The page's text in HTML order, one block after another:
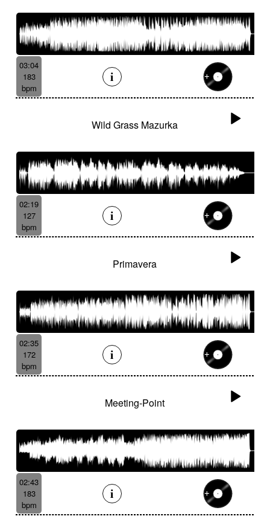
03:04
183
bpm
Wild Grass Mazurka
02:19
127
bpm
Primavera
02:35
172
bpm
Meeting-Point
02:43
183
bpm